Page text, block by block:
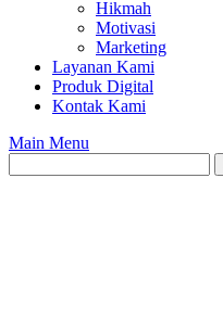
Hikmah
Motivasi
Marketing
Layanan Kami
Produk Digital
Kontak Kami
Main Menu